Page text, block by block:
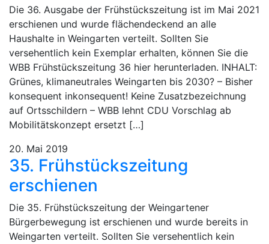
Die 36. Ausgabe der Frühstückszeitung ist im Mai 2021
erschienen und wurde flächendeckend an alle
Haushalte in Weingarten verteilt. Sollten Sie
versehentlich kein Exemplar erhalten, können Sie die
WBB Frühstückszeitung 36 hier herunterladen. INHALT:
Grünes, klimaneutrales Weingarten bis 2030? – Bisher
konsequent inkonsequent! Keine Zusatzbezeichnung
auf Ortsschildern – WBB lehnt CDU Vorschlag ab
Mobilitätskonzept ersetzt […]
20. Mai 2019
35. Frühstückszeitung
erschienen
Die 35. Frühstückszeitung der Weingartener
Bürgerbewegung ist erschienen und wurde bereits in
Weingarten verteilt. Sollten Sie versehentlich kein